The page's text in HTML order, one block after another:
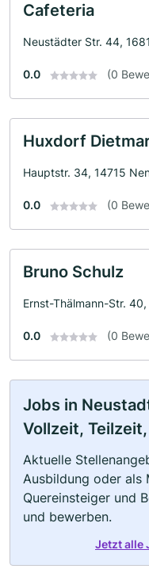
Cafeteria
Neustädter Str. 44,
0.0 (0
Huxdorf
Hauptstr. 34, 14715
0.0 (0
Bruno Schulz
Ernst-Thälmann-Str.
0.0 (0
Jobs in
Vollzeit,
Aktuelle
Ausbildung oder als
Quereinsteiger und
und bewerben.
Jetzt alle